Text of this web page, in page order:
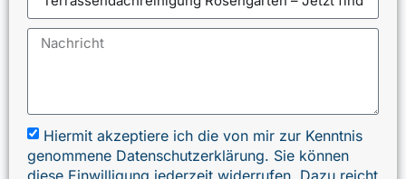
Hiermit akzeptiere ich die von mir zur Kenntnis
genommene Datenschutzerklärung. Sie können
diese Einwilligung jederzeit widerrufen. Dazu reicht